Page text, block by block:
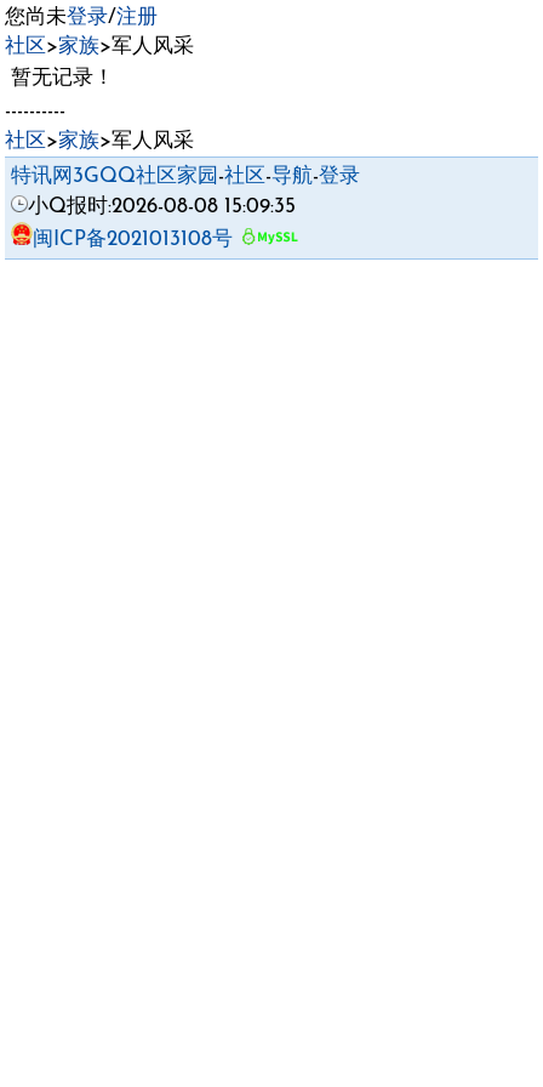
您尚未登录/注册
社区 >家族>军人风采
暂无记录！
----------
社区 >家族>军人风采
特讯网3GQQ社区家园 -社区 -导航-登录
小Q报时:2026-08-08 15:09:35
闽ICP备2021013108号